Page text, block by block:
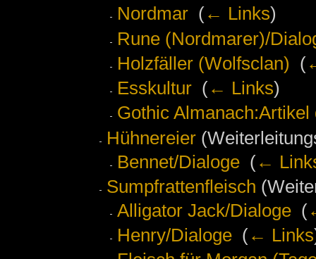
Nordmar‎ (← Links)
Rune (Nordmarer)/
Holzfäller (Wolfsclan)
(
Esskultur‎ (← Links)
Gothic
Hühnereier
Bennet/Dialoge‎ (←
Sumpfrattenfleisch
Alligator Jack/Dialoge‎ (
Henry/Dialoge‎ (← Links